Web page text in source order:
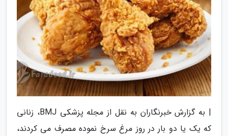
| به گزارش خبرنگاران به نقل از مجله پزشکی BMJ، زنانی
که یک یا دو بار در روز مرغ سرخ نموده مصرف می کردند،